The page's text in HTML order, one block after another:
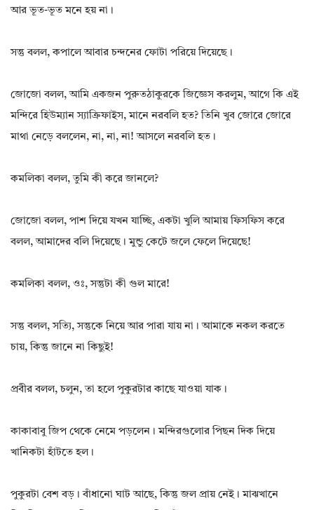
আর ভূত-ভূত মনে হয় না।
সন্তু বলল, কপালে আবার চন্দনের ফোটা পরিয়ে দিয়েছে।
জোজো বলল, আমি একজন পুরুতঠাকুরকে জিজ্ঞেস করলুম, আগে কি এই
মন্দিরে হিউম্যান স্যাক্রিফাইস, মানে নরবলি হত? তিনি খুব জোরে জোরে
মাথা নেড়ে বললেন, না, না, না! আসলে নরবলি হত।
কমলিকা বলল, তুমি কী করে জানলে?
জোজো বলল, পাশ দিয়ে যখন যাচ্ছি, একটা খুলি আমায় ফিসফিস করে
বলল, আমাদের বলি দিয়েছে। মুন্ডু কেটে জলে ফেলে দিয়েছে!
কমলিকা বলল, ওঃ, সন্তুটা কী গুল মারে!
সন্তু বলল, সত্যি, সন্তুকে নিয়ে আর পারা যায় না। আমাকে নকল করতে
চায়, কিন্তু জানে না কিছুই!
প্ৰবীর বলল, চলুন, তা হলে পুকুরটার কাছে যাওয়া যাক।
কাকাবাবু জিপ থেকে নেমে পড়লেন। মন্দিরগুলোর পিছন দিক দিয়ে
খানিকটা হাঁটতে হল।
পুকুরটা বেশ বড়। বাঁধানো ঘাট আছে, কিন্তু জল প্রায় নেই। মাঝখানে